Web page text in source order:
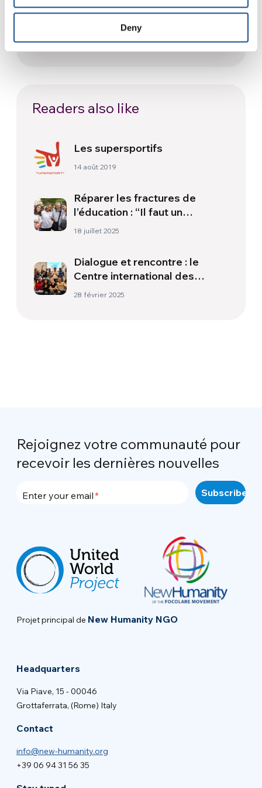
Deny
Festival Re-Imagine Peace :
depuis Florence, un hymne à la
24 juillet 2026
Readers also like
Les supersportifs
14 août 2019
Réparer les fractures de
l’éducation : “Il faut un
équilibre entre croissance
18 juillet 2025
Dialogue et rencontre : le
Centre international des
étudiants Giorgio La Pira
28 février 2025
Rejoignez votre communauté pour
recevoir les dernières nouvelles
Enter your email
Projet principal de New Humanity NGO
Headquarters
Via Piave, 15 - 00046
Grottaferrata, (Rome) Italy
Contact
info@new-humanity.org
+39 06 94 31 56 35